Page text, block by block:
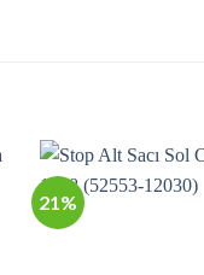
21%